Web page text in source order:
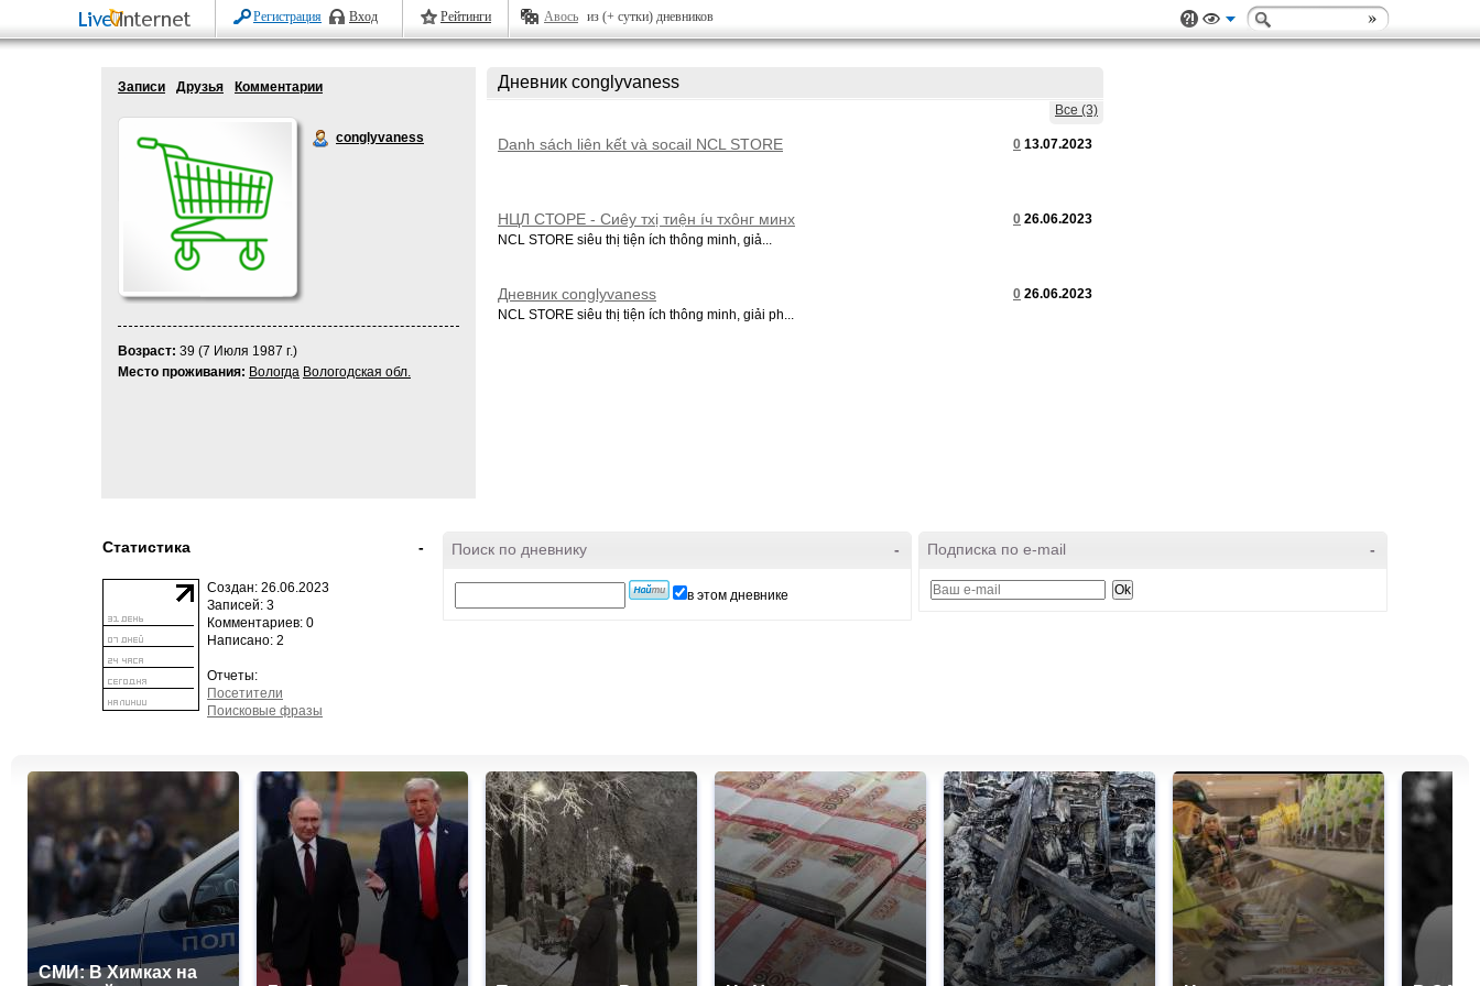
Регистрация Вход Рейтинги Авось из (+ сутки) дневников
Записи Друзья Комментарии
conglyvaness
Возраст: 39 (7 Июля 1987 г.)
Место проживания: Вологда Вологодская обл.
Дневник conglyvaness
Все (3)
0 13.07.2023
Danh sách liên kết và socail NCL STORE
0 26.06.2023
НЦЛ СТОРЕ - Сиêу тхị тиệн íч тхôнг минх
NCL STORE siêu thị tiện ích thông minh, giả...
0 26.06.2023
Дневник conglyvaness
NCL STORE siêu thị tiện ích thông minh, giải ph...
-
Статистика
Создан: 26.06.2023
Записей: 3
Комментариев: 0
Написано: 2
Отчеты:
Посетители
Поисковые фразы
-
Поиск по дневнику
в этом дневнике
-
Подписка по e-mail
СМИ: В Химках на